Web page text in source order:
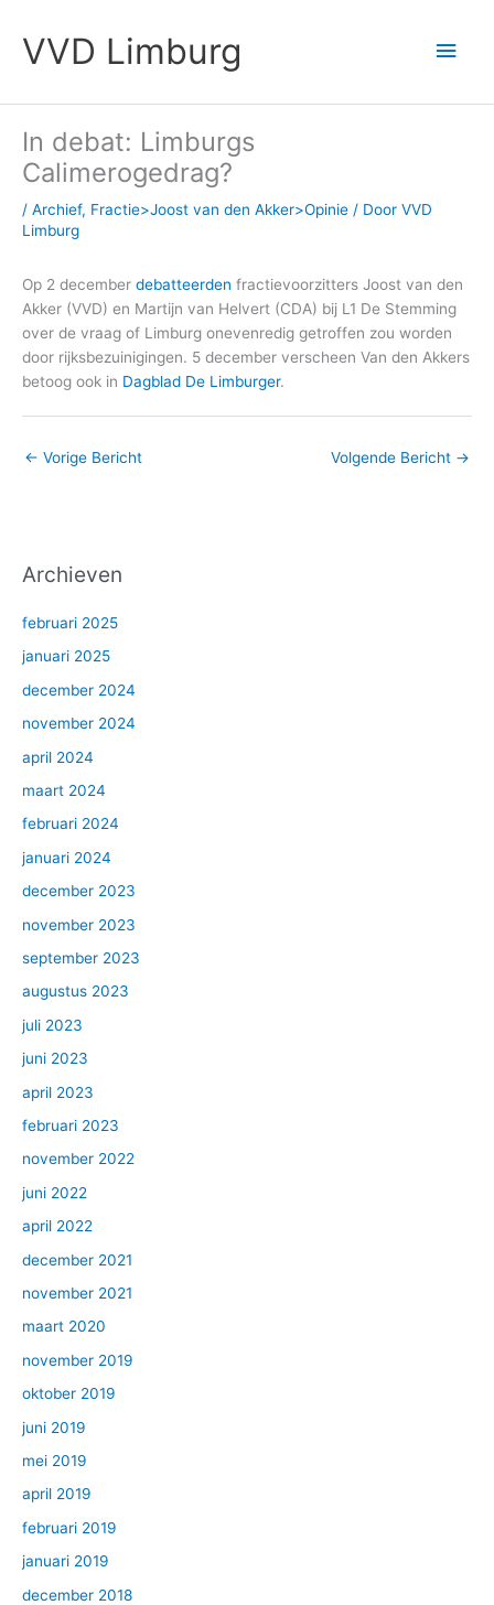
naarVVD Limburg
In debat: Limburgs
Calimerogedrag?
/ Archief, Fractie>Joost van den Akker>Opinie / Door VVD
Limburg
Op 2 december debatteerden fractievoorzitters Joost van den
Akker (VVD) en Martijn van Helvert (CDA) bij L1 De Stemming
over de vraag of Limburg onevenredig getroffen zou worden
door rijksbezuinigingen. 5 december verscheen Van den Akkers
betoog ook in Dagblad De Limburger.
← Vorige Bericht Volgende Bericht →
Archieven
februari 2025
januari 2025
december 2024
november 2024
april 2024
maart 2024
februari 2024
januari 2024
december 2023
november 2023
september 2023
augustus 2023
juli 2023
juni 2023
april 2023
februari 2023
november 2022
juni 2022
april 2022
december 2021
november 2021
maart 2020
november 2019
oktober 2019
juni 2019
mei 2019
april 2019
februari 2019
januari 2019
december 2018